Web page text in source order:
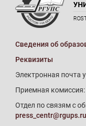
Сведения об
Реквизиты
Электронная почта
Приемная комиссия:
Отдел по связям с
press_centr@rgups.ru